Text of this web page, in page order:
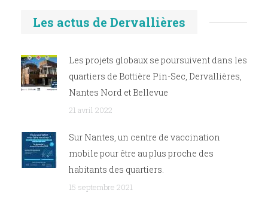
Les actus de Dervallières
Les projets globaux se poursuivent dans les
quartiers de Bottière Pin-Sec, Dervallières,
Nantes Nord et Bellevue
21 avril 2022
Sur Nantes, un centre de vaccination
mobile pour être au plus proche des
habitants des quartiers.
15 septembre 2021